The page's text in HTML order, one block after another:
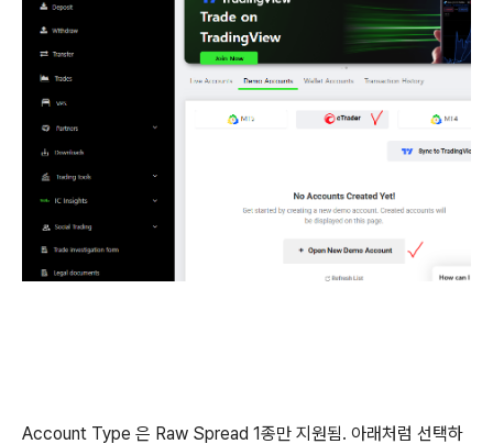
Account Type 은 Raw Spread 1종만 지원됨. 아래처럼 선택하